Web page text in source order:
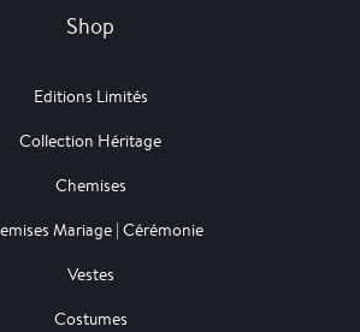
Shop
Editions Limités
Collection Héritage
Chemises
Mariage | Cérémonie
Vestes
Costumes